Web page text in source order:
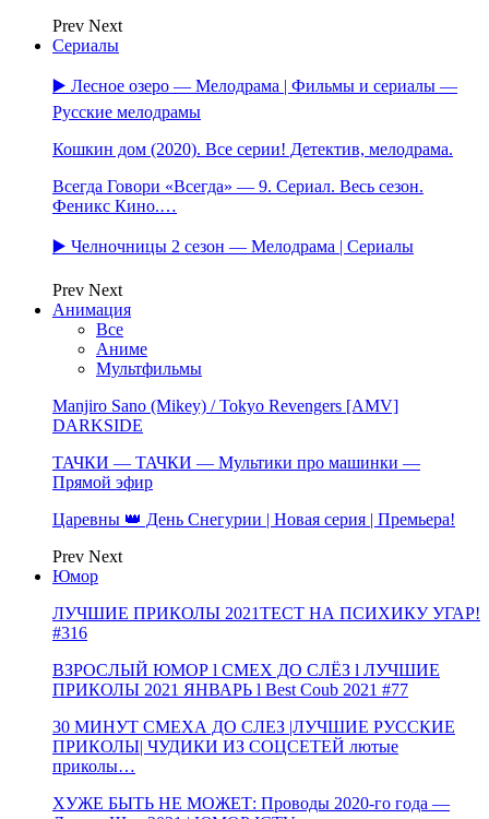
Prev Next
Сериалы
▶️ Лесное озеро — Мелодрама | Фильмы и сериалы —
Русские мелодрамы
Кошкин дом (2020). Все серии! Детектив, мелодрама.
Всегда Говори «Всегда» — 9. Сериал. Весь сезон.
Феникс Кино.…
▶️ Челночницы 2 сезон — Мелодрама | Сериалы
Prev Next
Анимация
Все
Аниме
Мультфильмы
Manjiro Sano (Mikey) / Tokyo Revengers [AMV]
DARKSIDE
ТАЧКИ — ТАЧКИ — Мультики про машинки —
Прямой эфир
Царевны 👑 День Снегурии | Новая серия | Премьера!
Prev Next
Юмор
ЛУЧШИЕ ПРИКОЛЫ 2021ТЕСТ НА ПСИХИКУ УГАР!
#316
ВЗРОСЛЫЙ ЮМОР l СМЕХ ДО СЛЁЗ l ЛУЧШИЕ
ПРИКОЛЫ 2021 ЯНВАРЬ l Best Coub 2021 #77
30 МИНУТ СМЕХА ДО СЛЕЗ |ЛУЧШИЕ РУССКИЕ
ПРИКОЛЫ| ЧУДИКИ ИЗ СОЦСЕТЕЙ лютые
приколы…
ХУЖЕ БЫТЬ НЕ МОЖЕТ: Проводы 2020-го года —